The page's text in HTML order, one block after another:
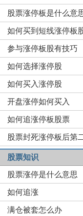
股票涨停板是什么意
如何买到短线涨停板
参与涨停板股有技巧
如何选择涨停股
如何买入涨停股
开盘涨停如何买入
如何追涨停板股票
股票封死涨停板后第
股票知识
股票涨停是什么意思
如何追涨
满仓被套怎么办